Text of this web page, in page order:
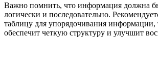
Важно помнить, что информация должна
логически и последовательно.
таблицу для упорядочивания информации,
обеспечит четкую структуру и улучшит